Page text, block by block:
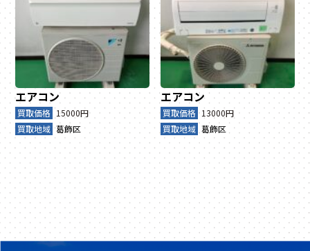
エアコン
買取価格 15000円
買取地域 葛飾区
エアコン
買取価格 13000円
買取地域 葛飾区